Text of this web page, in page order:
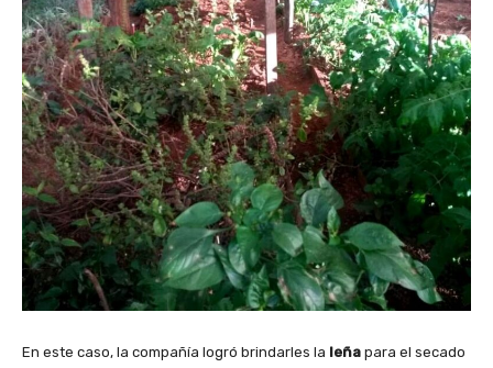
En este caso, la compañía logró brindarles la leña para el secado